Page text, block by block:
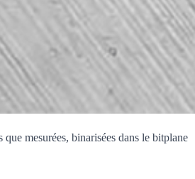
que mesurées, binarisées dans le bitplane